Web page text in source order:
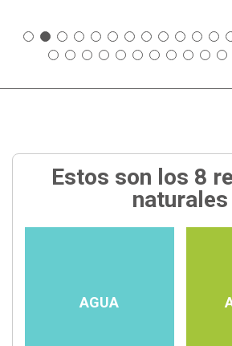
Estos son los 8
naturales
AGUA